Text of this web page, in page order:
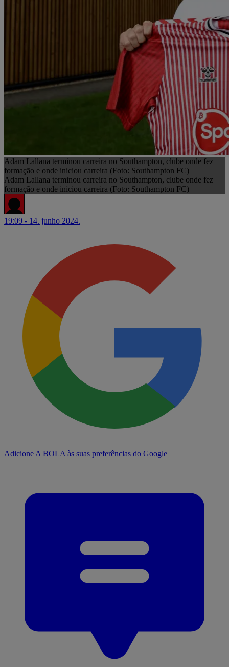
Adam Lallana terminou carreira no Southampton, clube onde fez
formação e onde iniciou carreira (Foto: Southampton FC)
Adam Lallana terminou carreira no Southampton, clube onde fez
formação e onde iniciou carreira (Foto: Southampton FC)
19:09 - 14. junho 2024.
Adicione A BOLA às suas preferências do Google